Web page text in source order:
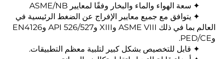
✦ سعة الهواء والماء والبخار وفقًا لمعايير ASME/NB
✦ يتوافق مع جميع معايير الإفراج عن الضغط الرئيسية في
العالم بما في ذلك ASME VIII وXIII وAPI 526/527 وEN4126
وPED/CE.
✦ قابل للتخصيص بشكل كبير لتلبية معظم التطبيقات.